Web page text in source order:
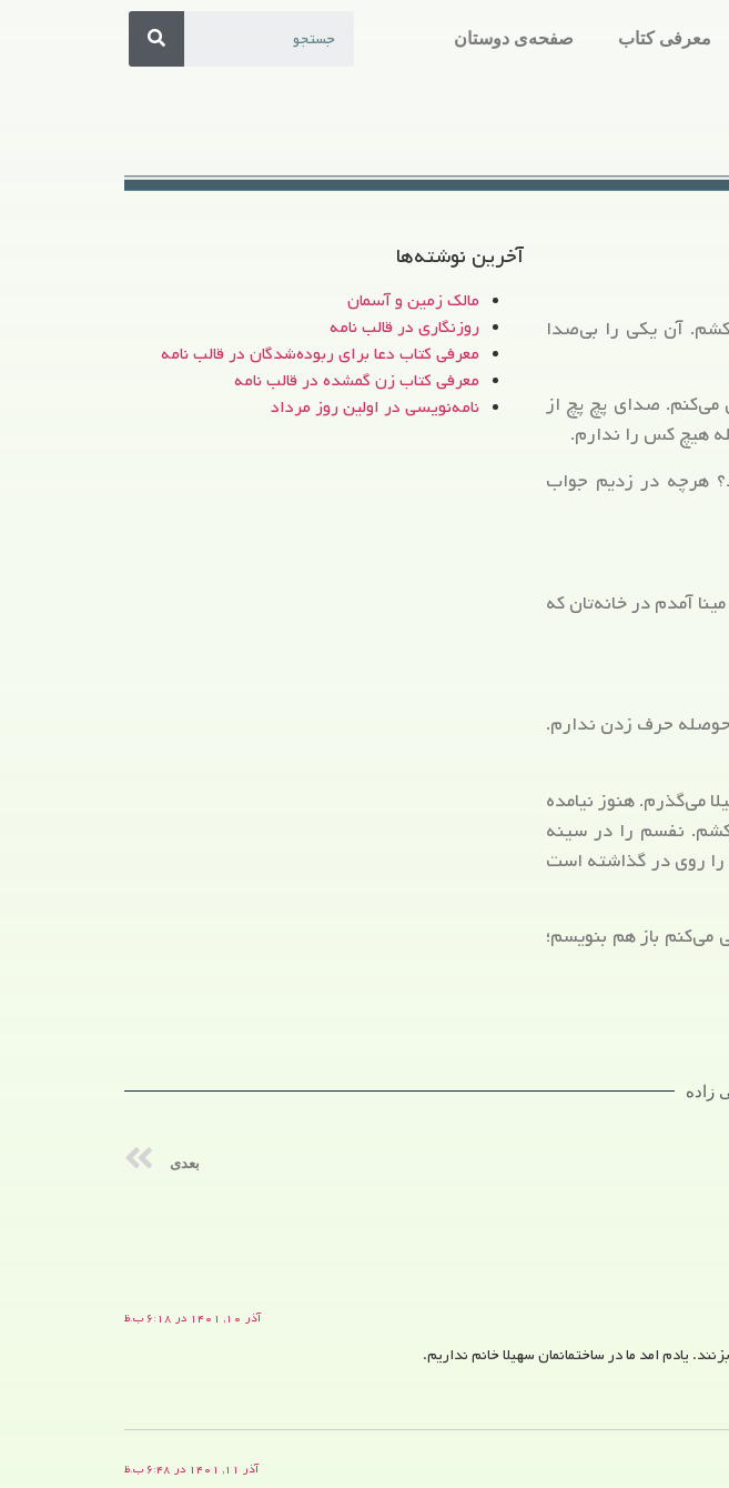
معرفی کتاب صفحه‌ی دوستان
آن یکی را بی‌صدا
صدای پچ پچ از
هیچ کس را ندارم.
هرچه در زدیم جواب
آمدم در خانه‌تان که
حوصله حرف زدن ندارم.
می‌گذرم. هنوز نیامده
نفسم را در سینه
روی در گذاشته است
می‌کنم باز هم بنویسم؛
آخرین نوشته‌ها
مالک زمین و آسمان
روزنگاری در قالب نامه
معرفی کتاب دعا برای ربوده‌شدگان در قالب نامه
معرفی کتاب زن‌ گمشده در قالب نامه
نامه‌نویسی در اولین روز مرداد
زاده
بعدی
آذر ۱۰, ۱۴۰۱ در ۶:۱۸ ب.ظ
یادم امد ما در ساختمانمان سهیلا خانم نداریم.
آذر ۱۱, ۱۴۰۱ در ۶:۴۸ ب.ظ